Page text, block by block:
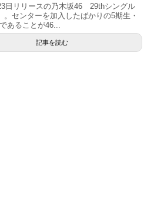
日リリースの乃木坂46 29thシングル
。センターを加入したばかりの5期生・
あることが46...
記事を読む